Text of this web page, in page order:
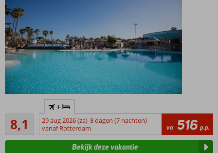
voor
het
hele
8,1
Zeer goed
38
beoordelingen
+
29 aug 2026 (za) 8 dagen (7 nachten)
vanaf Rotterdam
va 516 p.p.
Bekijk deze vakantie